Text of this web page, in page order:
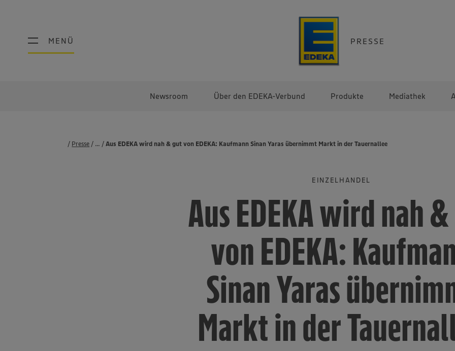
MENÜ PRESSE
MENÜ
Newsroom Über den EDEKA-Verbund Produkte Mediathek
Presse Pressemeldungen
Aus EDEKA wird nah & gut von EDEKA: Kaufmann Sinan Yaras übernimmt Markt in der Tauernallee
...
EINZELHANDEL
Aus EDEKA wird nah
von EDEKA:
Sinan Yaras
Markt in der